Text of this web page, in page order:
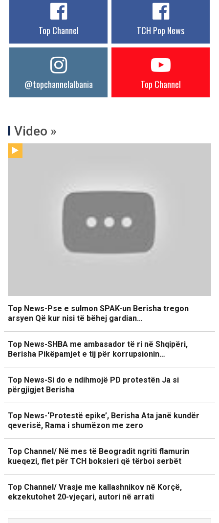
Top Channel TCH Pop News
@topchannelalbania Top Channel
Video »
Top News-Pse e sulmon SPAK-un Berisha tregon
arsyen Që kur nisi të bëhej gardian…
Top News-SHBA me ambasador të ri në Shqipëri,
Berisha Pikëpamjet e tij për korrupsionin…
Top News-Si do e ndihmojë PD protestën Ja si
përgjigjet Berisha
Top News-‘Protestë epike’, Berisha Ata janë kundër
qeverisë, Rama i shumëzon me zero
Top Channel/ Në mes të Beogradit ngriti flamurin
kueqezi, flet për TCH boksieri që tërboi serbët
Top Channel/ Vrasje me kallashnikov në Korçë,
ekzekutohet 20-vjeçari, autori në arrati